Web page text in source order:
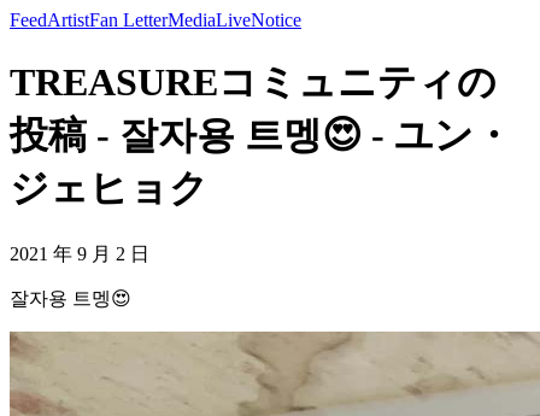
FeedArtistFan LetterMediaLiveNotice
TREASUREコミュニティの
投稿 - 잘자용 트멩😍 - ユン・
ジェヒョク
2021 年 9 月 2 日
잘자용 트멩😍